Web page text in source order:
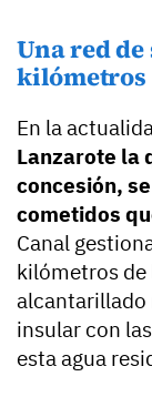
Una red
kilómetros
En la
Lanzarote la
concesión,
cometidos
Canal
kilómetros de
alcantarillado
insular con
esta agua